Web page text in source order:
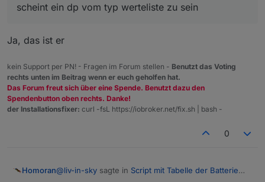
scheint ein dp vom typ werteliste zu sein
Ja, das ist er
kein Support per PN! - Fragen im Forum stellen - Benutzt das Voting
rechts unten im Beitrag wenn er euch geholfen hat.
Das Forum freut sich über eine Spende. Benutzt dazu den
Spendenbutton oben rechts. Danke!
der Installationsfixer: curl -fsL https://iobroker.net/fix.sh | bash -
0
Homoran@liv-in-sky sagte in Script mit Tabelle der Batterie